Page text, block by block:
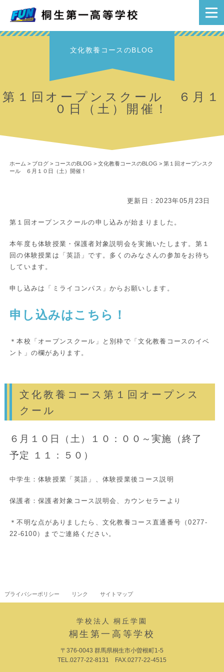
文化教養コースのBLOG
第１回オープンスクール ６月１
０日（土）開催！
ホーム > ブログ> コースのBLOG > 文化教養コースのBLOG > 第１回オープンスク
ール ６月１０日（土）開催！
更新日：2023年05月23日
第１回オープンスクールの申し込みが始まりました。
本年度も体験授業・保護者対象説明会を実施いたします。第１
回の体験授業は「英語」です。多くのみなさんの参加をお待ち
しています。
申し込みは「ミライコンパス」からお願いします。
申し込みはこちら！
＊本校「オープンスクール」と別枠で「文化教養コースのイベ
ント」の欄があります。
文化教養コース第１回オープンス
クール
６月１０日（土）１０：００～実施（終了
予定 １１：５０）
中学生：体験授業「英語」、体験授業後コース説明
保護者：保護者対象コース説明会、カウンセラーより
＊不明な点がありましたら、文化教養コース直通番号（0277-
22-6100）までご連絡ください。
プライバシーポリシー リンク サイトマップ
学校法人 桐丘学園
桐生第一高等学校
〒376-0043 群馬県桐生市小曽根町1-5
TEL.0277-22-8131 FAX.0277-22-4515